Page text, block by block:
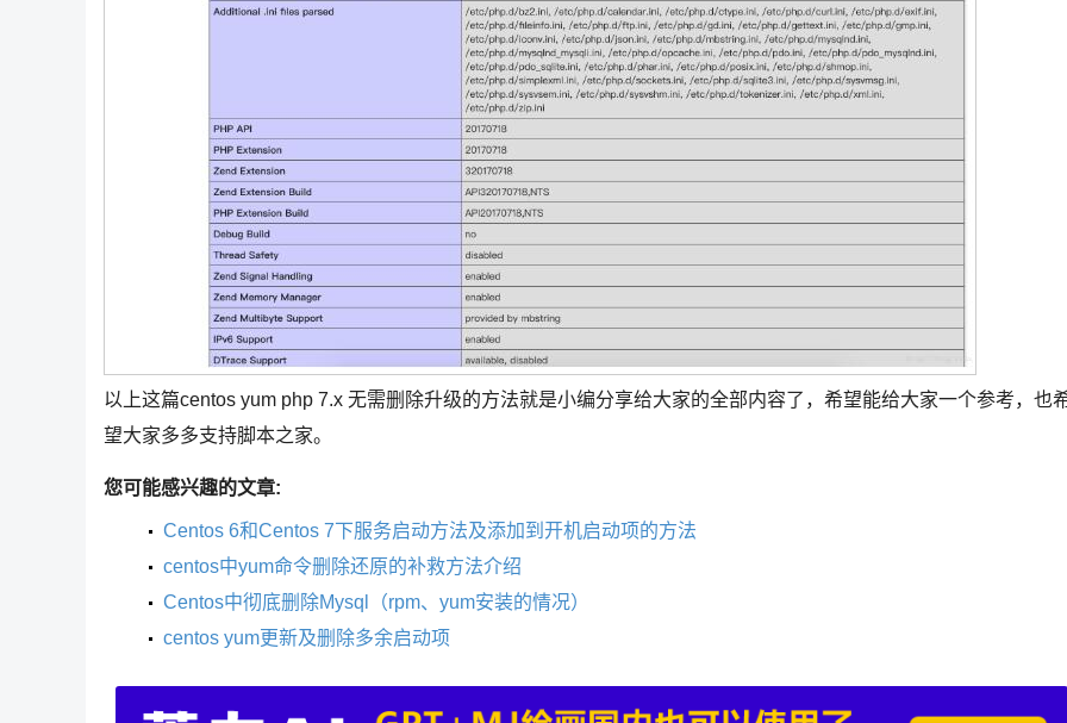
以上这篇centos yum php 7.x 无需删除升级的方法就是小编分享给大家的全部内容了，希望能给大家一个参考，也
望大家多多支持脚本之家。
您可能感兴趣的文章:
Centos 6和Centos 7下服务启动方法及添加到开机启动项的方法
centos中yum命令删除还原的补救方法介绍
Centos中彻底删除Mysql（rpm、yum安装的情况）
centos yum更新及删除多余启动项